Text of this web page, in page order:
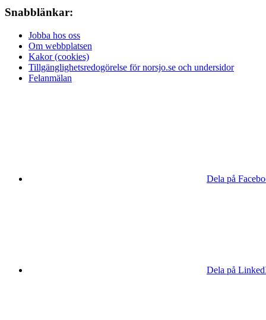
Snabblänkar:
Jobba hos oss
Om webbplatsen
Kakor (cookies)
Tillgänglighetsredogörelse för norsjo.se och undersidor
Felanmälan
Dela på
Dela på